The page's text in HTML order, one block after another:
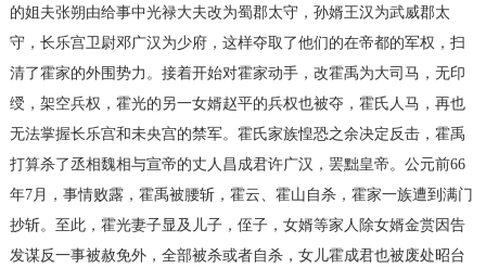
的姐夫张朔由给事中光禄大夫改为蜀郡太守，孙婿王汉为武威郡太
守，长乐宫卫尉邓广汉为少府，这样夺取了他们的在帝都的军权，扫
清了霍家的外围势力。接着开始对霍家动手，改霍禹为大司马，无印
绶，架空兵权，霍光的另一女婿赵平的兵权也被夺，霍氏人马，再也
无法掌握长乐宫和未央宫的禁军。霍氏家族惶恐之余决定反击，霍禹
打算杀了丞相魏相与宣帝的丈人昌成君许广汉，罢黜皇帝。公元前66
年7月，事情败露，霍禹被腰斩，霍云、霍山自杀，霍家一族遭到满门
抄斩。至此，霍光妻子显及儿子，侄子，女婿等家人除女婿金赏因告
发谋反一事被赦免外，全部被杀或者自杀，女儿霍成君也被废处昭台